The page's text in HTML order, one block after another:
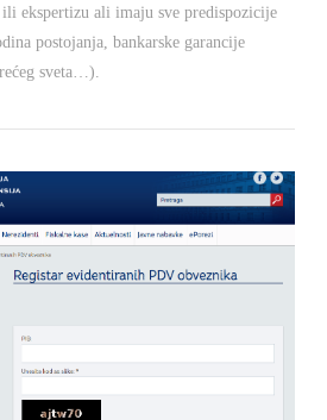
ekspertizu ali imaju sve predispozicije
postojanja, bankarske garancije
sveta…).